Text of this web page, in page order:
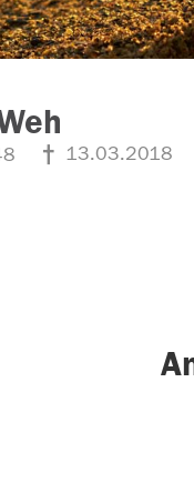
13.03.2018